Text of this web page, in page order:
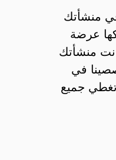
منشأتك
عرضة
منشأتك
في
تغطي جميع